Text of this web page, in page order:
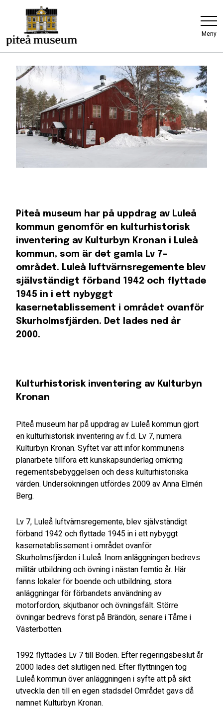
Meny
Piteå museum har på uppdrag av Luleå
kommun genomför en kulturhistorisk
inventering av Kulturbyn Kronan i Luleå
kommun, som är det gamla Lv 7-
området. Luleå luftvärnsregemente blev
självständigt förband 1942 och flyttade
1945 in i ett nybyggt
kasernetablissement i området ovanför
Skurholmsfjärden. Det lades ned år
2000.
Kulturhistorisk inventering av Kulturbyn
Kronan
Piteå museum har på uppdrag av Luleå kommun gjort
en kulturhistorisk inventering av f.d. Lv 7, numera
Kulturbyn Kronan. Syftet var att inför kommunens
planarbete tillföra ett kunskapsunderlag omkring
regementsbebyggelsen och dess kulturhistoriska
värden. Undersökningen utfördes 2009 av Anna Elmén
Berg.
Lv 7, Luleå luftvärnsregemente, blev självständigt
förband 1942 och flyttade 1945 in i ett nybyggt
kasernetablissement i området ovanför
Skurholmsfjärden i Luleå. Inom anläggningen bedrevs
militär utbildning och övning i nästan femtio år. Här
fanns lokaler för boende och utbildning, stora
anläggningar för förbandets användning av
motorfordon, skjutbanor och övningsfält. Större
övningar bedrevs först på Brändön, senare i Tåme i
Västerbotten.
1992 flyttades Lv 7 till Boden. Efter regeringsbeslut år
2000 lades det slutligen ned. Efter flyttningen tog
Luleå kommun över anläggningen i syfte att på sikt
utveckla den till en egen stadsdel Området gavs då
namnet Kulturbyn Kronan.